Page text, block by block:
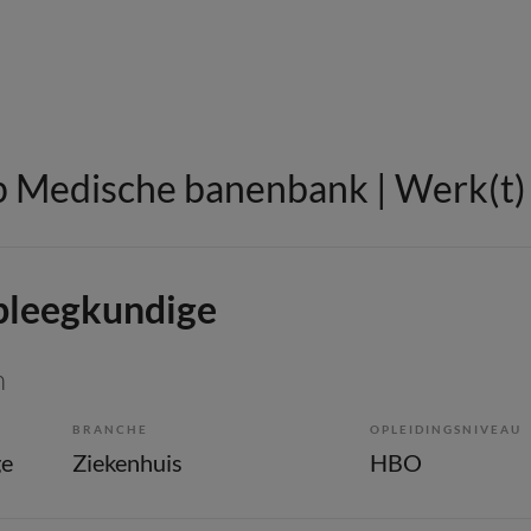
banenbank |
BRANCHE
Ziekenhuis
OPLEIDINGSNIVEAU
HBO